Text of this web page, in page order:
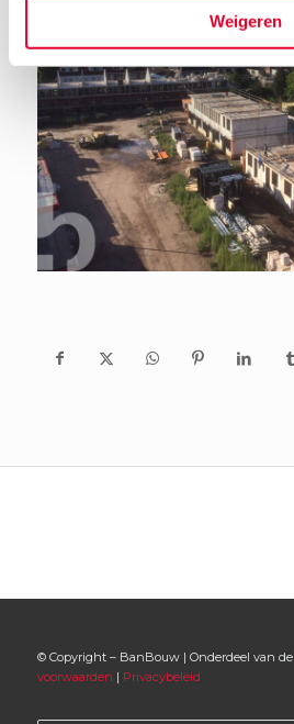
Weigeren
© Copyright – BanBouw | Onderdeel van de
voorwaarden | Privacybeleid